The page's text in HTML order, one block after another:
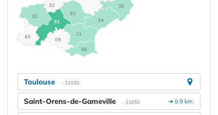
09
11
30
31
32
34
65
66
81
82
Toulouse - 31000
➔ à 9 km.
Saint-Orens-de-Gameville - 31650